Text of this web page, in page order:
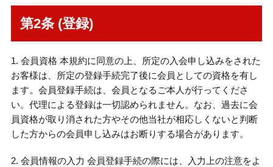
第2条 (登録)
1. 会員資格 本規約に同意の上、所定の入会申し込みをされた
お客様は、所定の登録手続完了後に会員としての資格を有し
ます。会員登録手続は、会員となるご本人が行ってくださ
い。代理による登録は一切認められません。なお、過去に会
員資格が取り消された方やその他当社が相応しくないと判断
した方からの会員申し込みはお断りする場合があります。
2. 会員情報の入力 会員登録手続の際には、入力上の注意をよ